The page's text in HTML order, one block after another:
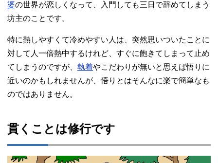
婆の世界が恋しくなって、入門しても三日で辞めてしまう
坊主のことです。
特に熱しやすくて冷めやすい人は、突然思いついたことに
対して人一倍熱中するけれど、すぐに飽きてしまって止め
てしまうのですが、 執着やこだわりが無いと思えば悟りに
近いのかもしれませんが、悟りとはそんなに楽で簡単なも
のではありません。
貫くことは修行です